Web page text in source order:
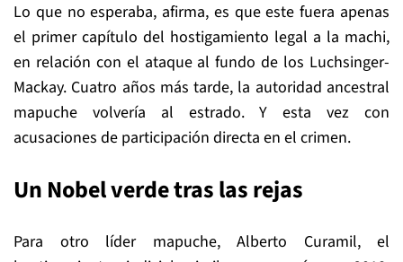
Lo que no esperaba, afirma, es que este fuera apenas
el primer capítulo del hostigamiento legal a la machi,
en relación con el ataque al fundo de los Luchsinger-
Mackay. Cuatro años más tarde, la autoridad ancestral
mapuche volvería al estrado. Y esta vez con
acusaciones de participación directa en el crimen.
Un Nobel verde tras las rejas
Para otro líder mapuche, Alberto Curamil, el